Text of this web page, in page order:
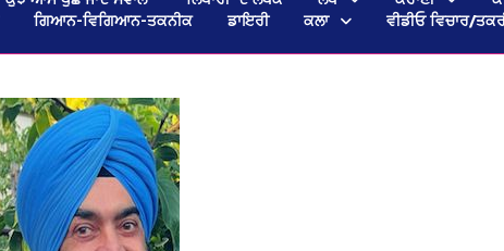
ਗਿਆਨ-ਵਿਗਿਆਨ-ਤਕਨੀਕ ਡਾਇਰੀ ਕਲਾ ਵੀਡੀਓ ਵਿਚਾਰ/